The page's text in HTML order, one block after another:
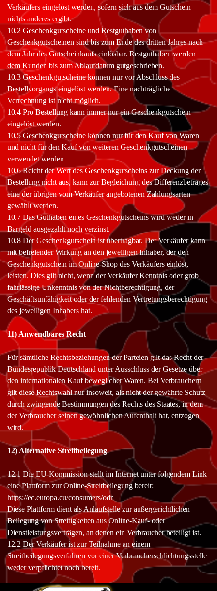
Verkäufers eingelöst werden, sofern sich aus dem Gutschein
nichts anderes ergibt.
10.2 Geschenkgutscheine und Restguthaben von
Geschenkgutscheinen sind bis zum Ende des dritten Jahres nach
dem Jahr des Gutscheinkaufs einlösbar. Restguthaben werden
dem Kunden bis zum Ablaufdatum gutgeschrieben.
10.3 Geschenkgutscheine können nur vor Abschluss des
Bestellvorgangs eingelöst werden. Eine nachträgliche
Verrechnung ist nicht möglich.
10.4 Pro Bestellung kann immer nur ein Geschenkgutschein
eingelöst werden.
10.5 Geschenkgutscheine können nur für den Kauf von Waren
und nicht für den Kauf von weiteren Geschenkgutscheinen
verwendet werden.
10.6 Reicht der Wert des Geschenkgutscheins zur Deckung der
Bestellung nicht aus, kann zur Begleichung des Differenzbetrages
eine der übrigen vom Verkäufer angebotenen Zahlungsarten
gewählt werden.
10.7 Das Guthaben eines Geschenkgutscheins wird weder in
Bargeld ausgezahlt noch verzinst.
10.8 Der Geschenkgutschein ist übertragbar. Der Verkäufer kann
mit befreiender Wirkung an den jeweiligen Inhaber, der den
Geschenkgutschein im Online-Shop des Verkäufers einlöst,
leisten. Dies gilt nicht, wenn der Verkäufer Kenntnis oder grob
fahrlässige Unkenntnis von der Nichtberechtigung, der
Geschäftsunfähigkeit oder der fehlenden Vertretungsberechtigung
des jeweiligen Inhabers hat.
11) Anwendbares Recht
Für sämtliche Rechtsbeziehungen der Parteien gilt das Recht der
Bundesrepublik Deutschland unter Ausschluss der Gesetze über
den internationalen Kauf beweglicher Waren. Bei Verbrauchern
gilt diese Rechtswahl nur insoweit, als nicht der gewährte Schutz
durch zwingende Bestimmungen des Rechts des Staates, in dem
der Verbraucher seinen gewöhnlichen Aufenthalt hat, entzogen
wird.
12) Alternative Streitbeilegung
12.1 Die EU-Kommission stellt im Internet unter folgendem Link
eine Plattform zur Online-Streitbeilegung bereit:
https://ec.europa.eu/consumers/odr
Diese Plattform dient als Anlaufstelle zur außergerichtlichen
Beilegung von Streitigkeiten aus Online-Kauf- oder
Dienstleistungsverträgen, an denen ein Verbraucher beteiligt ist.
12.2 Der Verkäufer ist zur Teilnahme an einem
Streitbeilegungsverfahren vor einer Verbraucherschlichtungsstelle
weder verpflichtet noch bereit.